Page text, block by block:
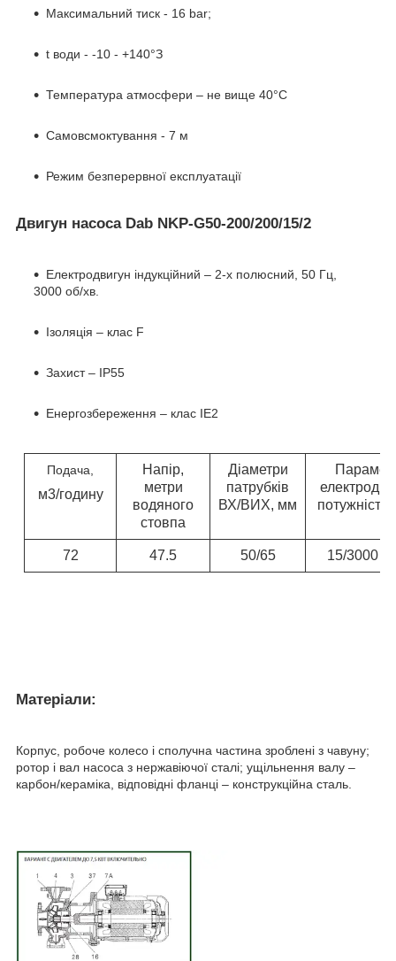
Максимальний тиск - 16 bar;
t води - -10 - +140°З
Температура атмосфери – не вище 40°С
Самовсмоктування - 7 м
Режим безперервної експлуатації
Двигун насоса Dab NKP-G50-200/200/15/2
Електродвигун індукційний – 2-х полюсний, 50 Гц,
3000 об/хв.
Ізоляція – клас F
Захист – IP55
Енергозбереження – клас IE2
Подача,
м3/годину
Напір,
метри
водяного
стовпа
Діаметри
патрубків
ВХ/ВИХ, мм
потужність
72 47.5 50/65 15/3000
Матеріали:
Корпус, робоче колесо і сполучна частина зроблені з чавуну;
ротор і вал насоса з нержавіючої сталі; ущільнення валу –
карбон/кераміка, відповідні фланці – конструкційна сталь.